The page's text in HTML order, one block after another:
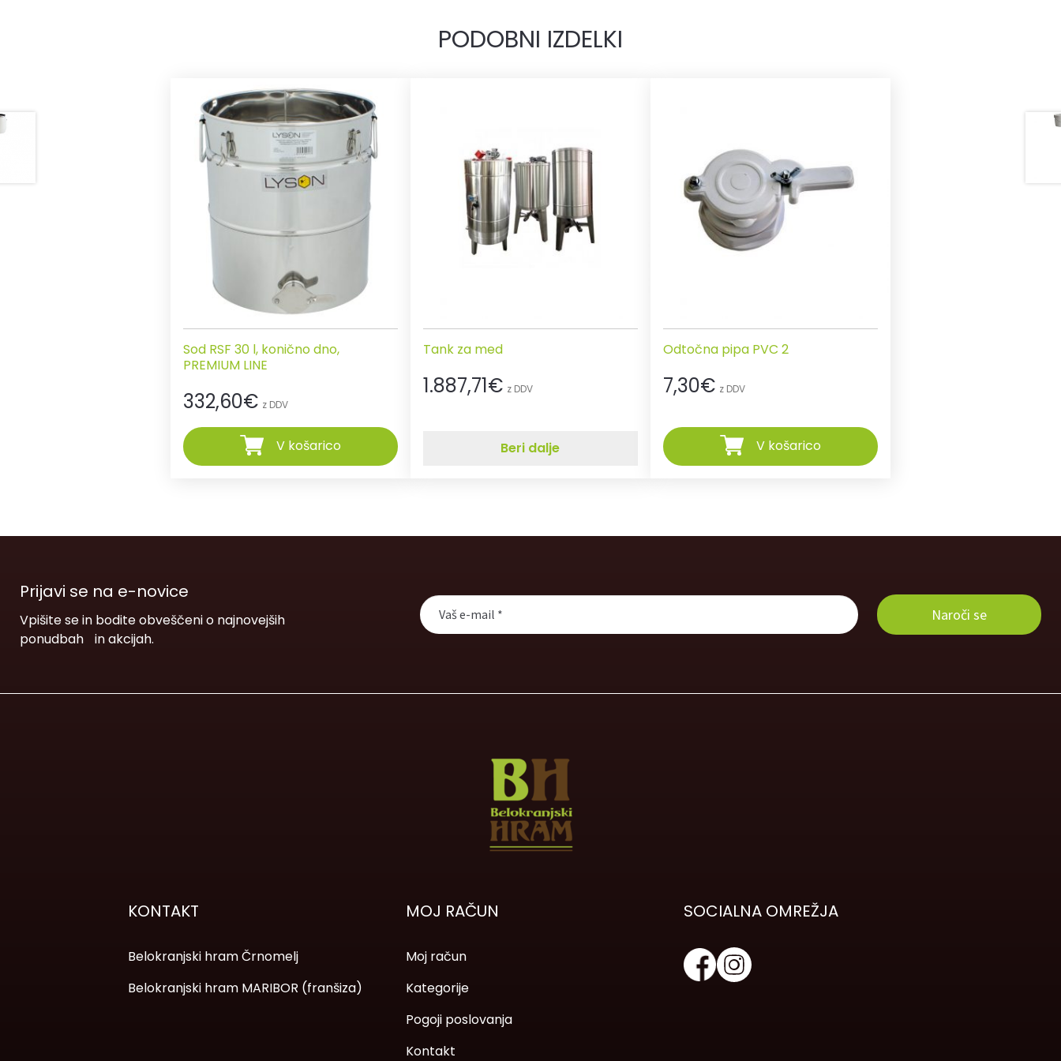
PODOBNI IZDELKI
Sod RSF 30 l, konično dno,
PREMIUM LINE
332,60€ z DDV
V košarico
Tank za med
1.887,71€ z DDV
Beri dalje
Odtočna pipa PVC 2
7,30€ z DDV
V košarico
Prijavi se na e-novice
Vpišite se in bodite obveščeni o najnovejših
ponudbah in akcijah.
KONTAKT
Belokranjski hram Črnomelj
Belokranjski hram MARIBOR (franšiza)
MOJ RAČUN
Moj račun
Kategorije
Pogoji poslovanja
Kontakt
SOCIALNA OMREŽJA